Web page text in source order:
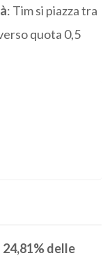
: Tim si piazza tra
quota 0,5
delle